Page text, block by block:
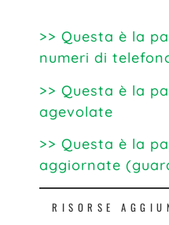
>> Questa è la
numeri di
>> Questa è la
agevolate
>> Questa è la
aggiornate
RISORSE